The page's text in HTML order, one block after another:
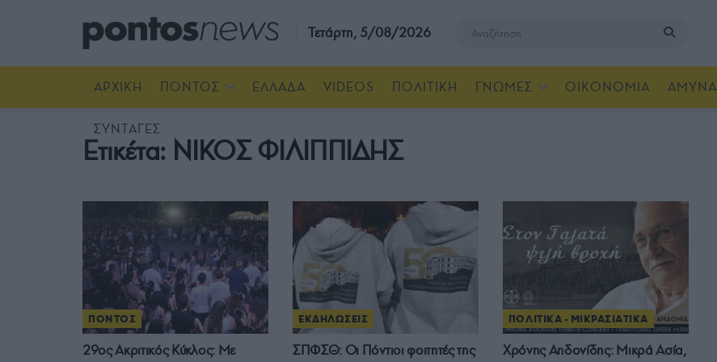
Τετάρτη, 5/08/2026
ΑΡΧΙΚΗ ΠΟΝΤΟΣ ΕΛΛΑΔΑ VIDEOS ΠΟΛΙΤΙΚΗ ΓΝΩΜΕΣ ΟΙΚΟΝΟΜΙΑ ΑΜΥΝΑ
ΣΥΝΤΑΓΕΣ
Ετικέτα: ΝΙΚΟΣ ΦΙΛΙΠΠΙΔΗΣ
ΠΟΝΤΟΣ
29ος Ακριτικός Κύκλος: Με
ΕΚΔΗΛΩΣΕΙΣ
ΣΠΦΣΘ: Οι Πόντιοι φοιτητές της
ΠΟΛΙΤΙΚΑ - ΜΙΚΡΑΣΙΑΤΙΚΑ
Χρόνης Αηδονίδης: Μικρά Ασία,